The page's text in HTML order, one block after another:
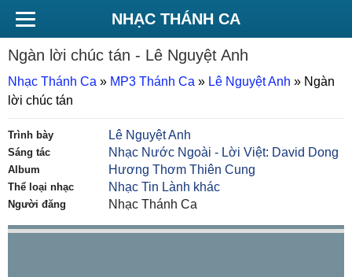
NHẠC THÁNH CA
Ngàn lời chúc tán - Lê Nguyệt Anh
Nhạc Thánh Ca » MP3 Thánh Ca » Lê Nguyệt Anh » Ngàn
lời chúc tán
Trình bày Lê Nguyệt Anh
Sáng tác Nhạc Nước Ngoài - Lời Việt: David Dong
Album Hương Thơm Thiên Cung
Thể loại nhạc Nhạc Tin Lành khác
Người đăng Nhạc Thánh Ca